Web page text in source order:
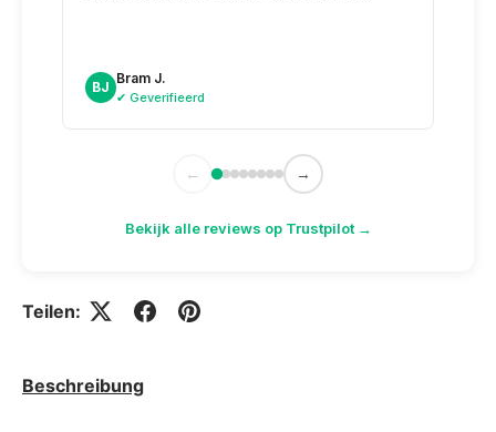
BJ
Bram J.
✔ Geverifieerd
← →
Bekijk alle reviews op Trustpilot →
Teilen:
Beschreibung